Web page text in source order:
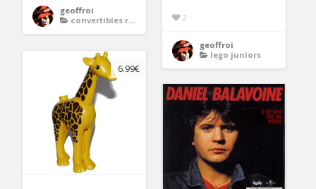
geoffroi
convertibles rapido
2
geoffroi
lego juniors
6.99€